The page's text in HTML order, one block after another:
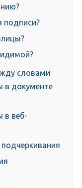
подписи?
словами
в документе
в веб-